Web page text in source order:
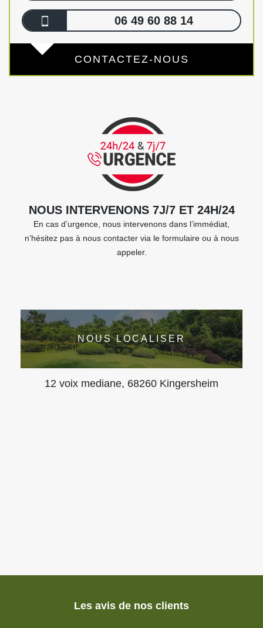
06 49 60 88 14
CONTACTEZ-NOUS
NOUS INTERVENONS 7J/7 ET 24H/24
En cas d’urgence, nous intervenons dans l’immédiat,
n’hésitez pas à nous contacter via le formulaire ou à nous
appeler.
NOUS LOCALISER
12 voix mediane, 68260 Kingersheim
Les avis de nos clients